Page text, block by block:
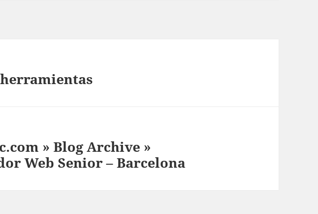
» Blog Archive »
Web Senior – Barcelona